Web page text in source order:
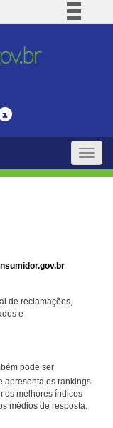
BR
Toggle
de reclamações,
e
pode ser
apresenta os rankings
os melhores índices
médios de resposta.